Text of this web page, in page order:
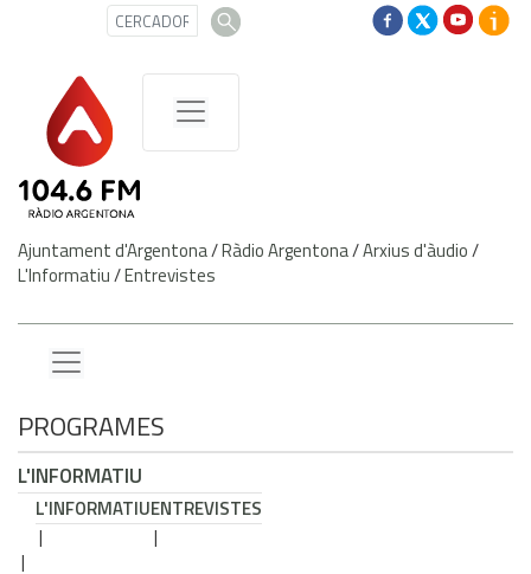
Ajuntament d'Argentona/Ràdio Argentona/Arxius d'àudio/
L'Informatiu/Entrevistes
PROGRAMES
L'INFORMATIU
L'INFORMATIUENTREVISTES